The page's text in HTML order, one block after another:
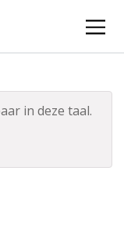
in deze taal.